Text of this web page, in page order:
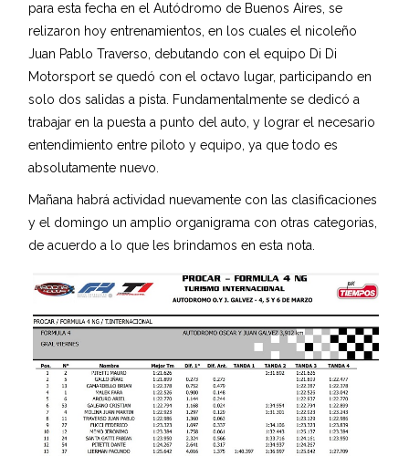
para esta fecha en el Autódromo de Buenos Aires, se
relizaron hoy entrenamientos, en los cuales el nicoleño
Juan Pablo Traverso, debutando con el equipo Di Di
Motorsport se quedó con el octavo lugar, participando en
solo dos salidas a pista. Fundamentalmente se dedicó a
trabajar en la puesta a punto del auto, y lograr el necesario
entendimiento entre piloto y equipo, ya que todo es
absolutamente nuevo.
Mañana habrá actividad nuevamente con las clasificaciones
y el domingo un amplio organigrama con otras categorias,
de acuerdo a lo que les brindamos en esta nota.